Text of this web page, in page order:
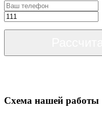
Схема нашей работы